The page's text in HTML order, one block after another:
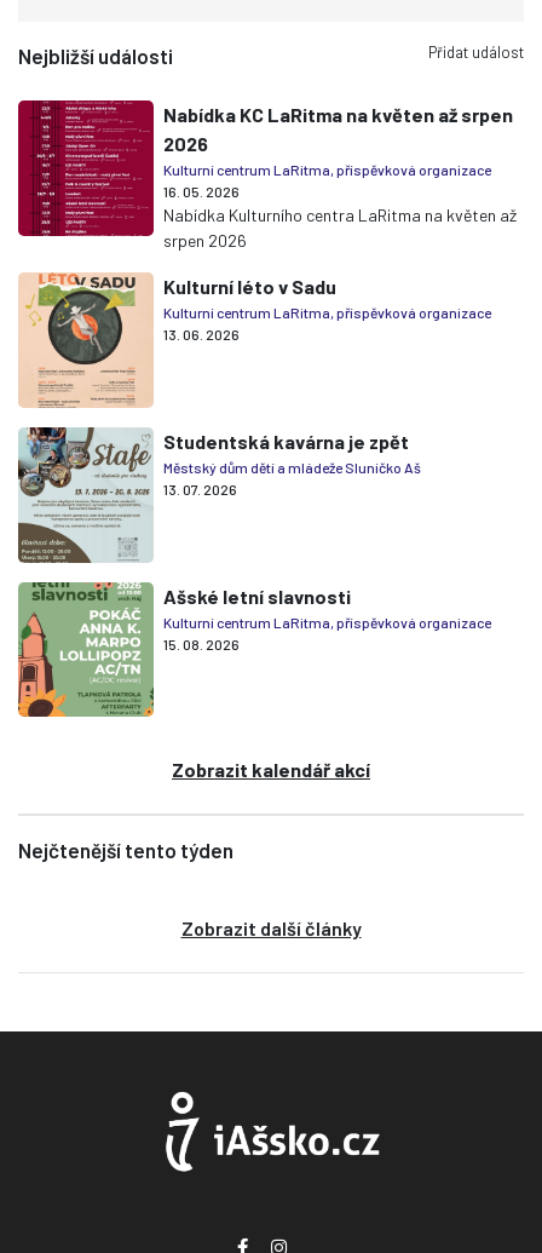
Nejbližší události Přidat událost
Nabídka KC LaRitma na květen až srpen
2026
Kulturní centrum LaRitma, příspěvková organizace
16. 05. 2026
Nabídka Kulturního centra LaRitma na květen až
srpen 2026
Kulturní léto v Sadu
Kulturní centrum LaRitma, příspěvková organizace
13. 06. 2026
Studentská kavárna je zpět
Městský dům dětí a mládeže Sluníčko Aš
13. 07. 2026
Ašské letní slavnosti
Kulturní centrum LaRitma, příspěvková organizace
15. 08. 2026
Zobrazit kalendář akcí
Nejčtenější tento týden
Zobrazit další články